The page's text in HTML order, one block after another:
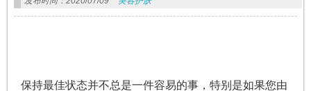
保持最佳状态并不总是一件容易的事，特别是如果您由